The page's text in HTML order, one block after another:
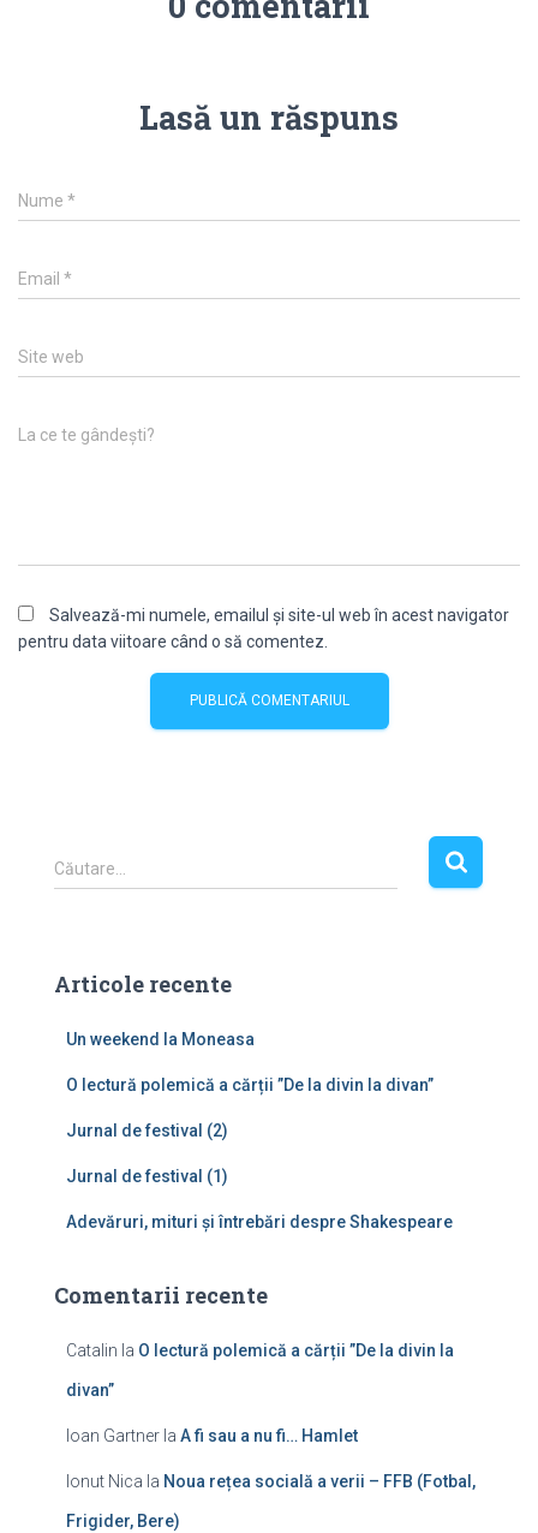
Lasă un răspuns
Nume *
Email *
Site web
La ce te gândești?
Salvează-mi numele, emailul și site-ul web în acest navigator
pentru data viitoare când o să comentez.
C
a
d
Căutare…
Articole recente
Un weekend la Moneasa
O lectură polemică a cărții ”De la divin la divan”
Jurnal de festival (2)
Jurnal de festival (1)
Adevăruri, mituri și întrebări despre Shakespeare
Comentarii recente
Catalin la O lectură polemică a cărții ”De la divin la
divan”
Ioan Gartner la A fi sau a nu fi… Hamlet
Ionut Nica la Noua rețea socială a verii – FFB (Fotbal,
Frigider, Bere)